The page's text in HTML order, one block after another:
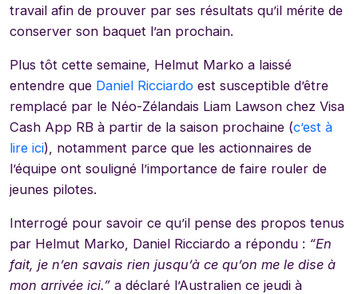
travail afin de prouver par ses résultats qu’il mérite de
conserver son baquet l’an prochain.
Plus tôt cette semaine, Helmut Marko a laissé
entendre que Daniel Ricciardo est susceptible d’être
remplacé par le Néo-Zélandais Liam Lawson chez Visa
Cash App RB à partir de la saison prochaine (c’est à
lire ici), notamment parce que les actionnaires de
l’équipe ont souligné l’importance de faire rouler de
jeunes pilotes.
Interrogé pour savoir ce qu’il pense des propos tenus
par Helmut Marko, Daniel Ricciardo a répondu : “En
fait, je n’en savais rien jusqu’à ce qu’on me le dise à
mon arrivée ici.” a déclaré l’Australien ce jeudi à